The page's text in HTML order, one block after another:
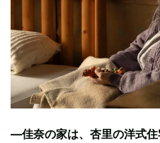
—佳奈の家は、杏里の洋式